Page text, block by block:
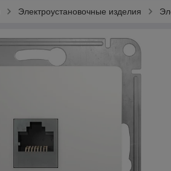
Электроустановочные изделия